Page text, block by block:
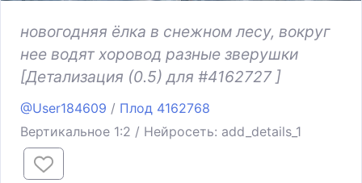
новогодняя ёлка в снежном лесу, вокруг
нее водят хоровод разные зверушки
[Детализация (0.5) для #4162727 ]
@User184609 / Плод 4162768
Вертикальное 1:2 / Нейросеть: add_details_1